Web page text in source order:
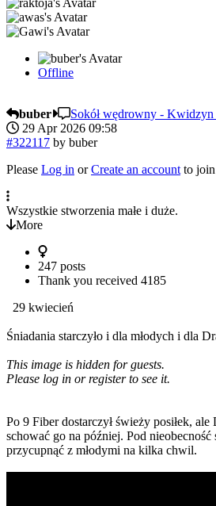
Offline
buber
Sokół wędrowny -
29 Apr 2026 09:58
#322117 by buber
Please Log in orCreate an account to
Wszystkie stworzenia małe i duże.
More
247 posts
Thank you received 4185
29 kwiecień
Śniadania starczyło i dla młodych i dla
This image is hidden for guests.
Please log in or register to see it.
Po 9 Fiber dostarczył świeży posiłek, ale
schować go na później. Pod nieobecność
przycupnąć z młodymi na kilka chwil.